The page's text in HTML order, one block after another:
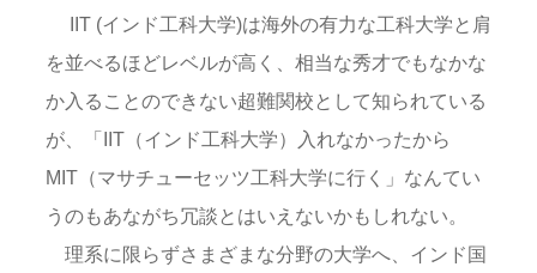
IIT (インド工科大学)は海外の有力な工科大学と肩
を並べるほどレベルが高く、相当な秀才でもなかな
か入ることのできない超難関校として知られている
が、「IIT（インド工科大学）入れなかったから
MIT（マサチューセッツ工科大学に行く」なんてい
うのもあながち冗談とはいえないかもしれない。
理系に限らずさまざまな分野の大学へ、インド国